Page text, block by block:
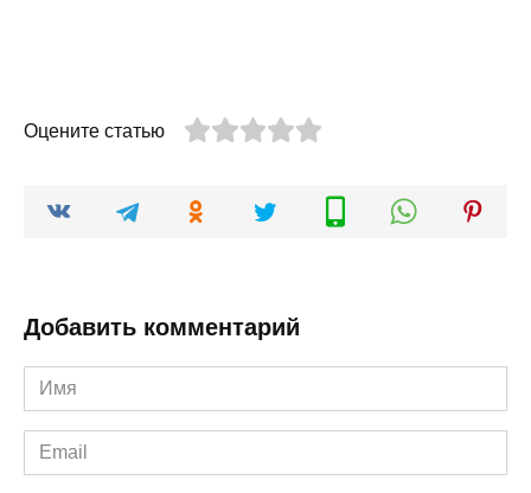
Оцените статью
Добавить комментарий
Имя
*
Email
*